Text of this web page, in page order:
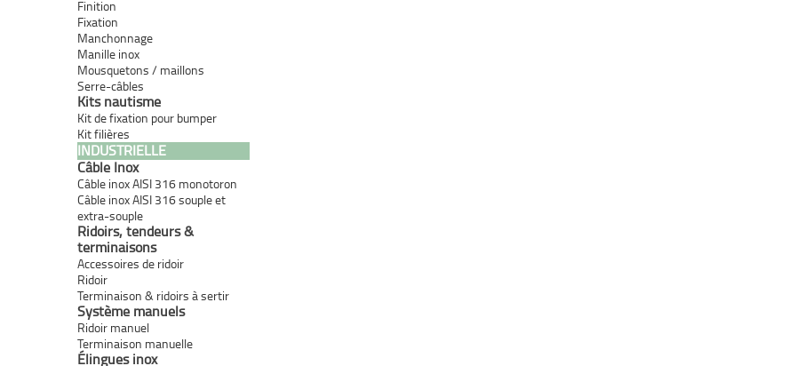
Finition
Fixation
Manchonnage
Manille inox
Mousquetons / maillons
Serre-câbles
Kits nautisme
Kit de fixation pour bumper
Kit filières
INDUSTRIELLE
Câble Inox
Câble inox AISI 316 monotoron
Câble inox AISI 316 souple et
extra-souple
Ridoirs, tendeurs &
terminaisons
Accessoires de ridoir
Ridoir
Terminaison & ridoirs à sertir
Système manuels
Ridoir manuel
Terminaison manuelle
Élingues inox